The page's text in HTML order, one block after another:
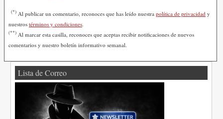
(*) Al publicar un comentario, reconoces que has leído nuestra política de privacidad y
nuestros términos y condiciones.
(**) Al marcar esta casilla, reconoces que aceptas recibir notificaciones de nuevos
comentarios y nuestro boletín informativo semanal.
Lista de Correo